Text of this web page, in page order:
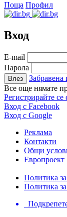
Поща Профил
Вход
Е-mail
Парола
Забравена
Все още нямате
Регистрирайте се
Вход с Facebook
Вход с Google
Реклама
Контакти
Общи
Европроект
Политика
Политика